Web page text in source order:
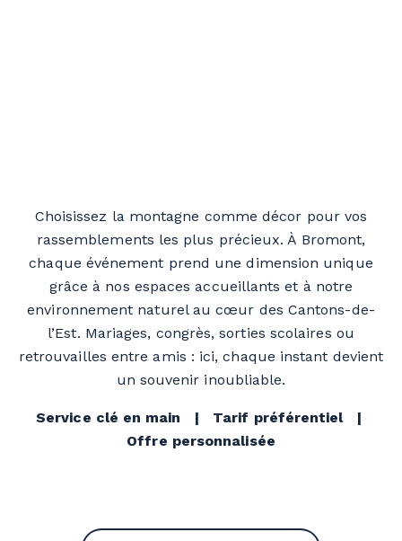
Choisissez la montagne comme décor pour vos
rassemblements les plus précieux. À Bromont,
chaque événement prend une dimension unique
grâce à nos espaces accueillants et à notre
environnement naturel au cœur des Cantons-de-
l’Est. Mariages, congrès, sorties scolaires ou
retrouvailles entre amis : ici, chaque instant devient
un souvenir inoubliable.
Service clé en main | Tarif préférentiel |
Offre personnalisée